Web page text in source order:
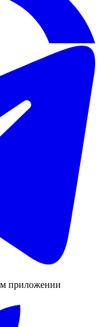
приложении